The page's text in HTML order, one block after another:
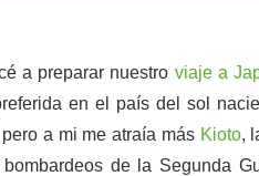
a preparar nuestro viaje a
en el país del sol
a mi me atraía más Kioto,
de la Segunda